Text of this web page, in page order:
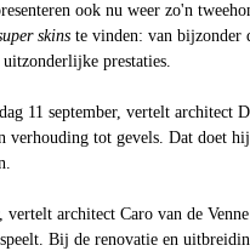
ook nu weer zo'n
skins te vinden: van bijzonder
prestaties.
11 september, vertelt architect
tot gevels. Dat doet
architect Caro van de
Bij de renovatie en